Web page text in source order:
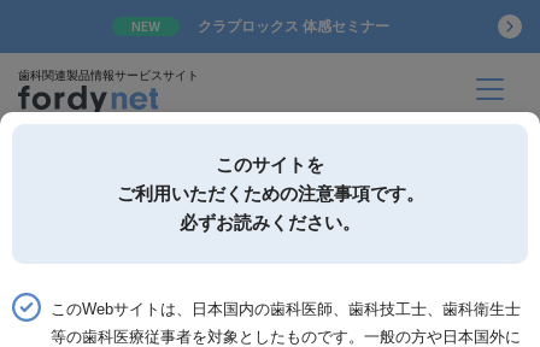
NEW クラプロックス 体感セミナー
歯科関連製品情報サービスサイト
ホーム
このサイトを
ご利用いただくための注意事項です。
必ずお読みください。
このWebサイトは、日本国内の歯科医師、歯科技工士、歯科衛生士
等の歯科医療従事者を対象としたものです。一般の方や日本国外に